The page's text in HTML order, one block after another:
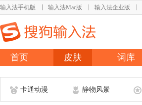
输入法手机版 输入法Mac版 输入法企业版
首页 皮肤 词库
卡通动漫 静物风景